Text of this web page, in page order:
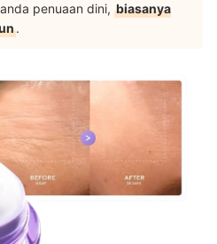
penuaan dini, biasanya
.